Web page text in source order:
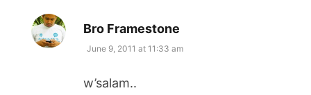
Bro Framestone
June 9, 2011 at 11:33 am
w’salam..